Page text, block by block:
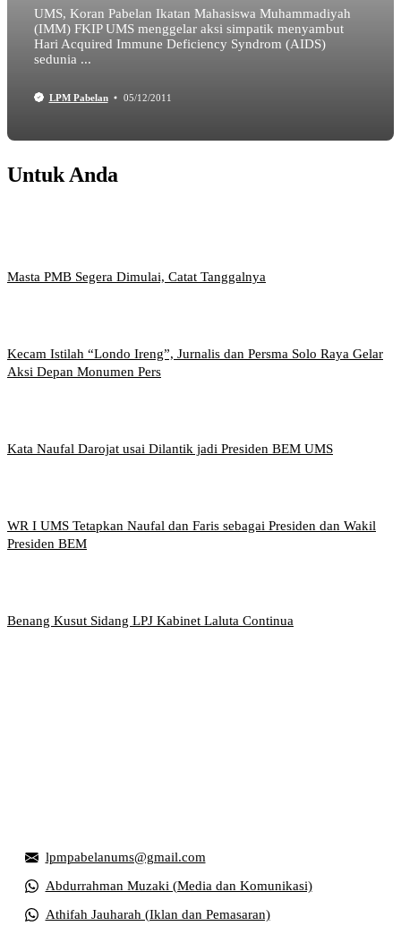
UMS, Koran Pabelan Ikatan Mahasiswa Muhammadiyah
(IMM) FKIP UMS menggelar aksi simpatik menyambut
Hari Acquired Immune Deficiency Syndrom (AIDS)
sedunia ...
LPM Pabelan 05/12/2011
Untuk Anda
Masta PMB Segera Dimulai, Catat Tanggalnya
Kecam Istilah “Londo Ireng”, Jurnalis dan Persma Solo Raya Gelar
Aksi Depan Monumen Pers
Kata Naufal Darojat usai Dilantik jadi Presiden BEM UMS
WR I UMS Tetapkan Naufal dan Faris sebagai Presiden dan Wakil
Presiden BEM
Benang Kusut Sidang LPJ Kabinet Laluta Continua
lpmpabelanums@gmail.com
Abdurrahman Muzaki (Media dan Komunikasi)
Athifah Jauharah (Iklan dan Pemasaran)